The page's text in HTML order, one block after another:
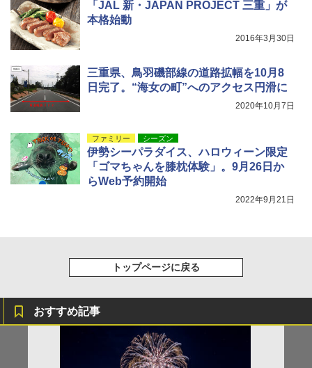
￥7,299
「JAL 新・JAPAN PROJECT 三重」が
本格始動
2016年3月30日
三重県、鳥羽磯部線の道路拡幅を10月8
日完了。“海女の町”へのアクセス円滑に
2020年10月7日
ファミリー シーズン
伊勢シーパラダイス、ハロウィーン限定
「ゴマちゃんを膝枕体験」。9月26日か
らWeb予約開始
2022年9月21日
トップページに戻る
おすすめ記事